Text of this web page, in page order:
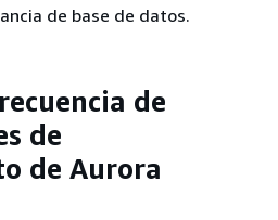
de base de datos.
de
de
de Aurora